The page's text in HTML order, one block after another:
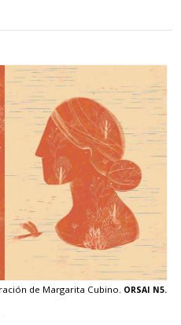
de Margarita Cubino. ORSAI N5.